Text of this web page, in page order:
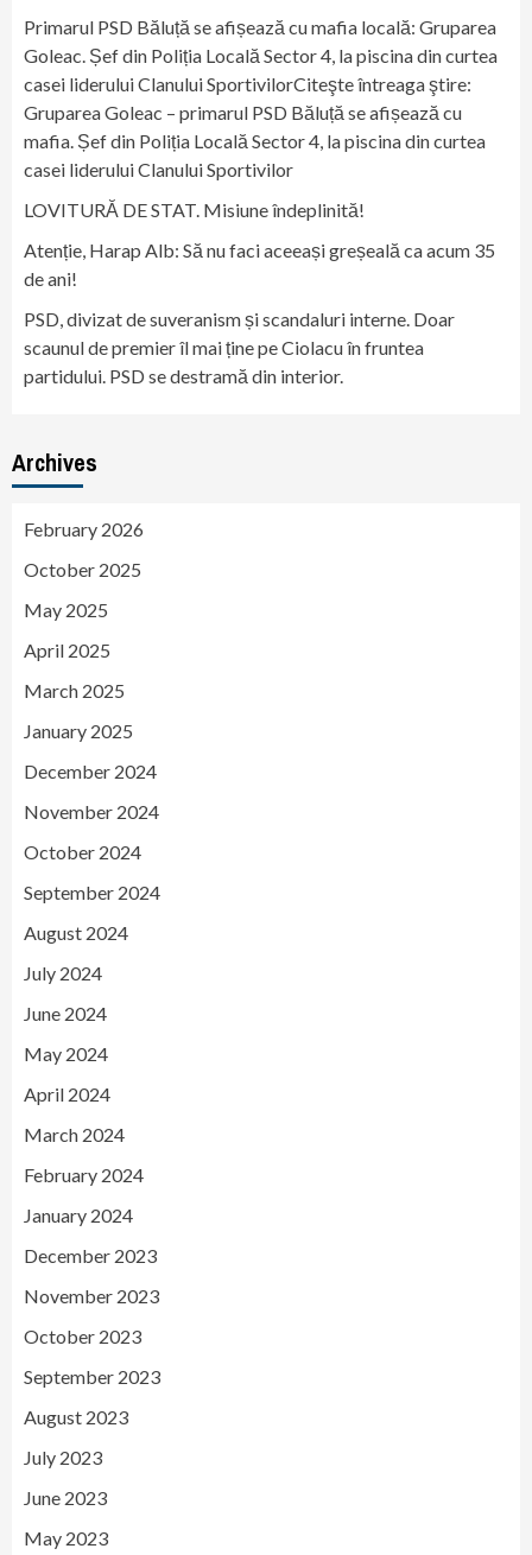
Primarul PSD Băluță se afișează cu mafia locală: Gruparea
Goleac. Șef din Poliția Locală Sector 4, la piscina din curtea
casei liderului Clanului SportivilorCiteşte întreaga ştire:
Gruparea Goleac – primarul PSD Băluță se afișează cu
mafia. Șef din Poliția Locală Sector 4, la piscina din curtea
casei liderului Clanului Sportivilor
LOVITURĂ DE STAT. Misiune îndeplinită!
Atenție, Harap Alb: Să nu faci aceeași greșeală ca acum 35
de ani!
PSD, divizat de suveranism și scandaluri interne. Doar
scaunul de premier îl mai ține pe Ciolacu în fruntea
partidului. PSD se destramă din interior.
Archives
February 2026
October 2025
May 2025
April 2025
March 2025
January 2025
December 2024
November 2024
October 2024
September 2024
August 2024
July 2024
June 2024
May 2024
April 2024
March 2024
February 2024
January 2024
December 2023
November 2023
October 2023
September 2023
August 2023
July 2023
June 2023
May 2023